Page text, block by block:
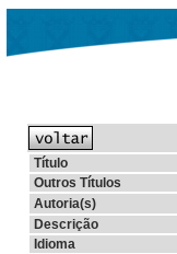
Título
Outros Títulos
Autoria(s)
Descrição
Idioma